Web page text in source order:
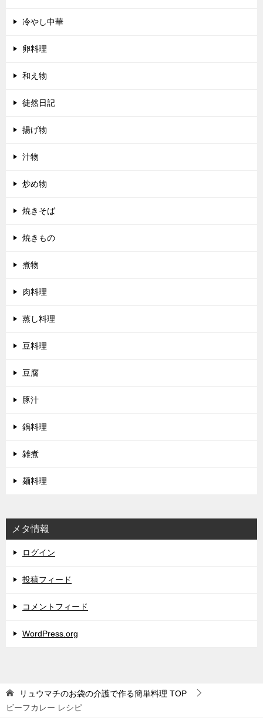
冷やし中華
卵料理
和え物
徒然日記
揚げ物
汁物
炒め物
焼きそば
焼きもの
煮物
肉料理
蒸し料理
豆料理
豆腐
豚汁
鍋料理
雑煮
麺料理
メタ情報
ログイン
投稿フィード
コメントフィード
WordPress.org
リュウマチのお袋の介護で作る簡単料理 TOP
ビーフカレー レシピ